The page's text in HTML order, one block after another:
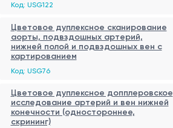
Код: USG122
Цветовое дуплексное сканирование
аорты, подвздошных артерий,
нижней полой и подвздошных вен с
картированием
Код: USG76
Цветовое дуплексное допплеровское
исследование артерий и вен нижней
конечности (одностороннее,
скрининг)